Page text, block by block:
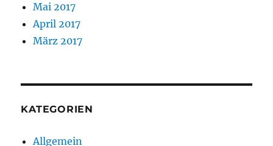
Mai 2017
April 2017
März 2017
KATEGORIEN
Allgemein